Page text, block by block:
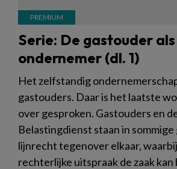
Serie: De gastouder als
ondernemer (dl. 1)
Het zelfstandig
gastouders. Daar is het laatste
over gesproken. Gastouders en
Belastingdienst staan in sommige
lijnrecht tegenover elkaar,
rechterlijke uitspraak de zaak kan